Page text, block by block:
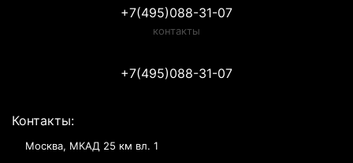
+7(495)088-31-07
контакты
+7(495)088-31-07
Контакты:
Москва, МКАД 25 км вл. 1